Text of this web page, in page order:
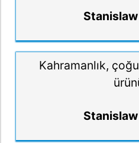
Kahramanlık,